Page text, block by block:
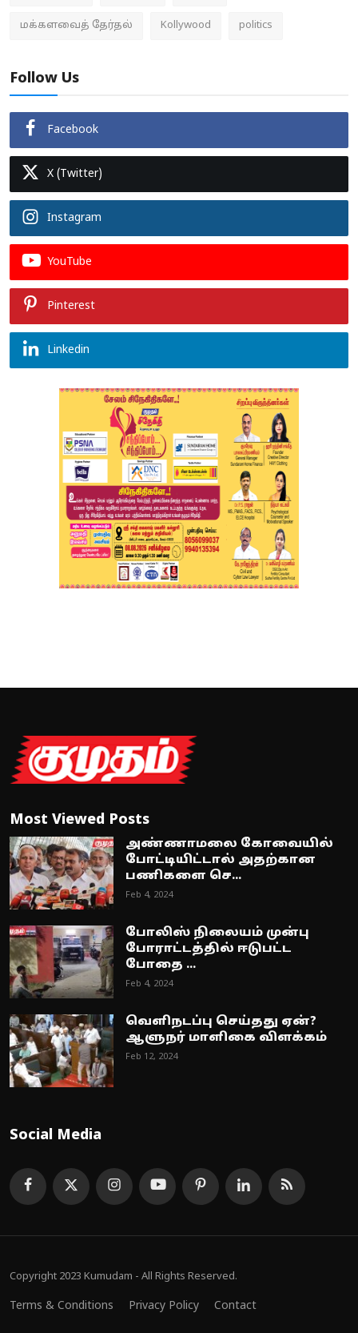
மக்களவைத் தேர்தல் Kollywood politics
Follow Us
Facebook
X (Twitter)
Instagram
YouTube
Pinterest
Linkedin
Most Viewed Posts
அண்ணாமலை கோவையில்
போட்டியிட்டால் அதற்கான
பணிகளை செ...
Feb 4, 2024
போலிஸ் நிலையம் முன்பு
போராட்டத்தில் ஈடுபட்ட
போதை ...
Feb 4, 2024
வெளிநடப்பு செய்தது ஏன்?
ஆளுநர் மாளிகை விளக்கம்
Feb 12, 2024
Social Media
Copyright 2023 Kumudam - All Rights Reserved.
Terms & Conditions Privacy Policy Contact